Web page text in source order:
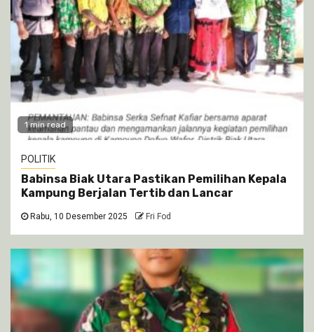
1 min read
POLITIK
Babinsa Biak Utara Pastikan Pemilihan Kepala
Kampung Berjalan Tertib dan Lancar
Rabu, 10 Desember 2025 Fri Fod